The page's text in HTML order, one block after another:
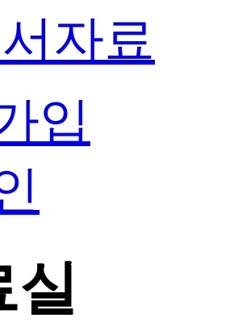
자료
입
실